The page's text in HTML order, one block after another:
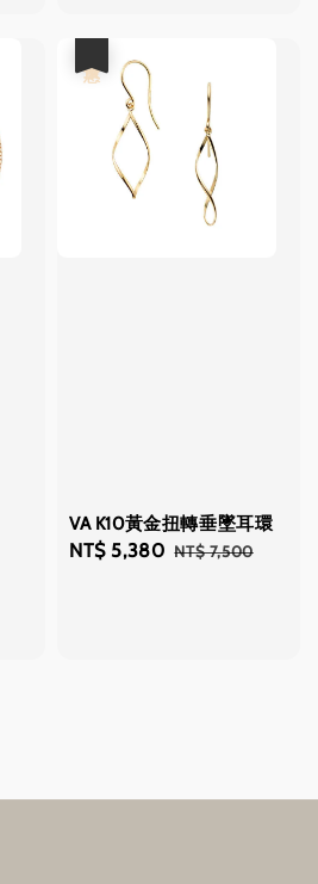
VA K10黃金扭轉垂墜耳環
Sale
NT$ 5,380 Regular
NT$ 7,500